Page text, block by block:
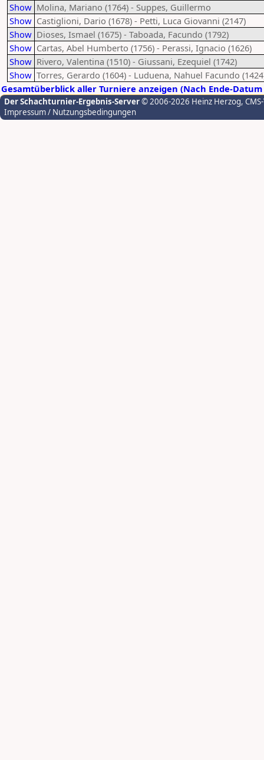
Show Molina, Mariano (1764) - Suppes, Guillermo
Show Castiglioni, Dario (1678) - Petti, Luca Giovanni (2147)
Show Dioses, Ismael (1675) - Taboada, Facundo (1792)
Show Cartas, Abel Humberto (1756) - Perassi, Ignacio (1626)
Show Rivero, Valentina (1510) - Giussani, Ezequiel (1742)
Show Torres, Gerardo (1604) - Luduena, Nahuel Facundo
Gesamtüberblick aller Turniere anzeigen (Nach Ende-
Der Schachturnier-Ergebnis-Server© 2006-2026 Heinz Herzog,
Impressum / Nutzungsbedingungen